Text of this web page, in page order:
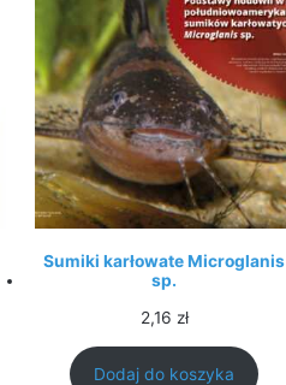
Sumiki karłowate Microglanis
sp.
2,16 zł
Dodaj do koszyka